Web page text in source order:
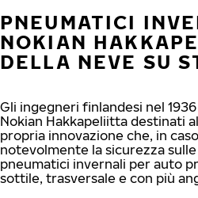
PNEUMATICI
NOKIAN
DELLA NEVE SU
Gli ingegneri finlandesi nel
Nokian Hakkapeliitta destinati
propria innovazione che, in
notevolmente la sicurezza
pneumatici invernali per auto
sottile, trasversale e con più